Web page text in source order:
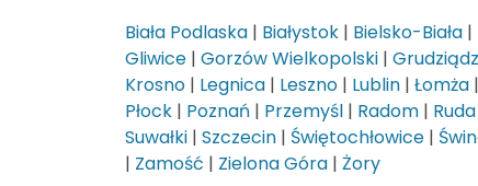
Biała Podlaska | Białystok | Bielsko-Biała |
Gliwice | Gorzów Wielkopolski | Grudziądz
Krosno | Legnica | Leszno | Lublin | Łomża |
Płock | Poznań | Przemyśl | Radom |
Suwałki | Szczecin | Świętochłowice |
| Zamość | Zielona Góra | Żory